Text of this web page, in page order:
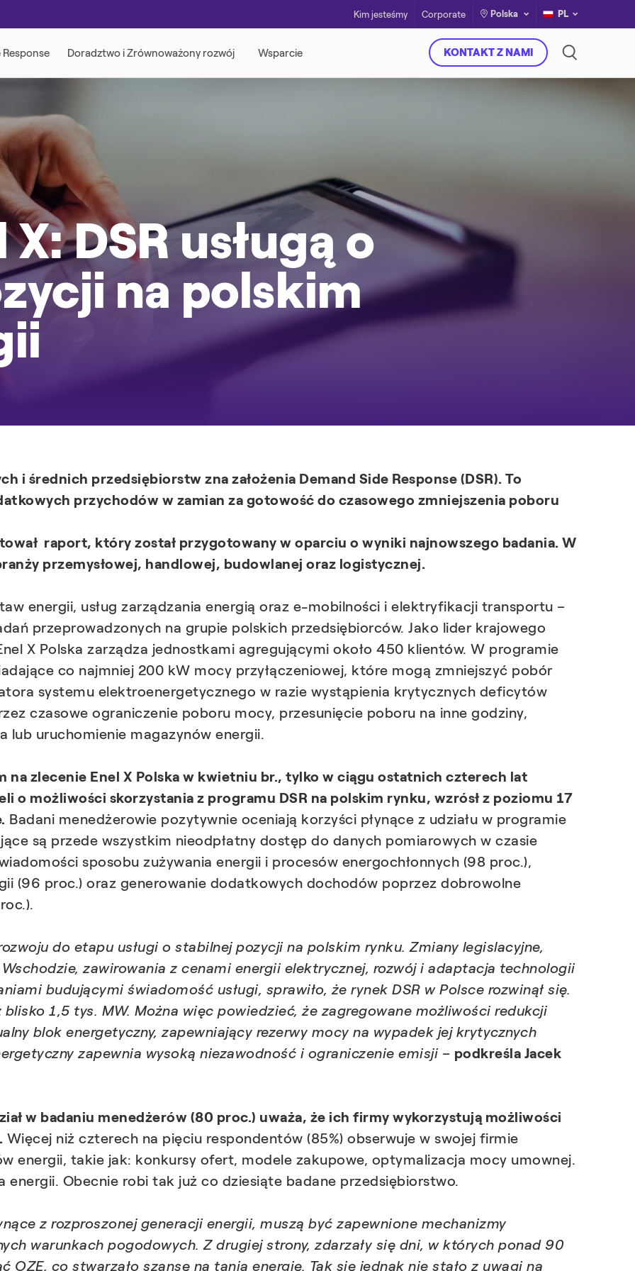
Kim jesteśmy Corporate Polska PL
KONTAKT Z NAMI
DSR usługą o
na polskim
i średnich przedsiębiorstw zna założenia Demand Side Response (DSR). To
przychodów w zamian za gotowość do czasowego zmniejszenia poboru
raport, który został przygotowany w oparciu o wyniki najnowszego badania. W
przemysłowej, handlowej, budowlanej oraz logistycznej.
energii, usług zarządzania energią oraz e-mobilności i elektryfikacji transportu –
przeprowadzonych na grupie polskich przedsiębiorców. Jako lider krajowego
X Polska zarządza jednostkami agregującymi około 450 klientów. W programie
co najmniej 200 kW mocy przyłączeniowej, które mogą zmniejszyć pobór
systemu elektroenergetycznego w razie wystąpienia krytycznych deficytów
czasowe ograniczenie poboru mocy, przesunięcie poboru na inne godziny,
lub uruchomienie magazynów energii.
na zlecenie Enel X Polska w kwietniu br., tylko w ciągu ostatnich czterech lat
o możliwości skorzystania z programu DSR na polskim rynku, wzrósł z poziomu 17
Badani menedżerowie pozytywnie oceniają korzyści płynące z udziału w programie
są przede wszystkim nieodpłatny dostęp do danych pomiarowych w czasie
sposobu zużywania energii i procesów energochłonnych (98 proc.),
(96 proc.) oraz generowanie dodatkowych dochodów poprzez dobrowolne
do etapu usługi o stabilnej pozycji na polskim rynku. Zmiany legislacyjne,
zawirowania z cenami energii elektrycznej, rozwój i adaptacja technologii
budującymi świadomość usługi, sprawiło, że rynek DSR w Polsce rozwinął się.
1,5 tys. MW. Można więc powiedzieć, że zagregowane możliwości redukcji
blok energetyczny, zapewniający rezerwy mocy na wypadek jej krytycznych
zapewnia wysoką niezawodność i ograniczenie emisji – podkreśla Jacek
w badaniu menedżerów (80 proc.) uważa, że ich firmy wykorzystują możliwości
Więcej niż czterech na pięciu respondentów (85%) obserwuje w swojej firmie
energii, takie jak: konkursy ofert, modele zakupowe, optymalizacja mocy umownej.
energii. Obecnie robi tak już co dziesiąte badane przedsiębiorstwo.
z rozproszonej generacji energii, muszą być zapewnione mechanizmy
warunkach pogodowych. Z drugiej strony, zdarzały się dni, w których ponad 90
OZE, co stwarzało szansę na tanią energię. Tak się jednak nie stało z uwagi na